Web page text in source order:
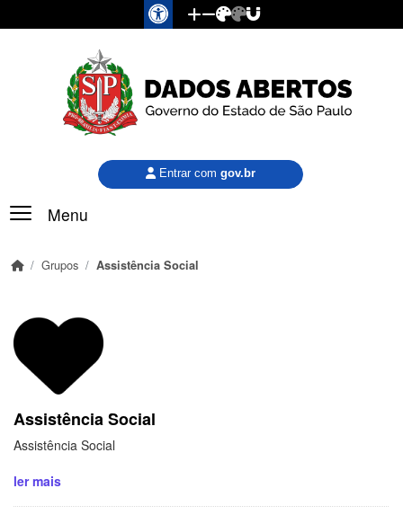
Pular para o conteúdo principal
Menu
Entrar com gov.br
Grupos Assistência Social
Assistência Social
Assistência Social
ler mais